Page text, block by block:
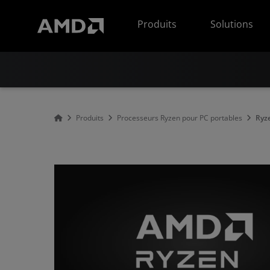
Produits
Solutions
Produits Processeurs Ryzen pour PC portables